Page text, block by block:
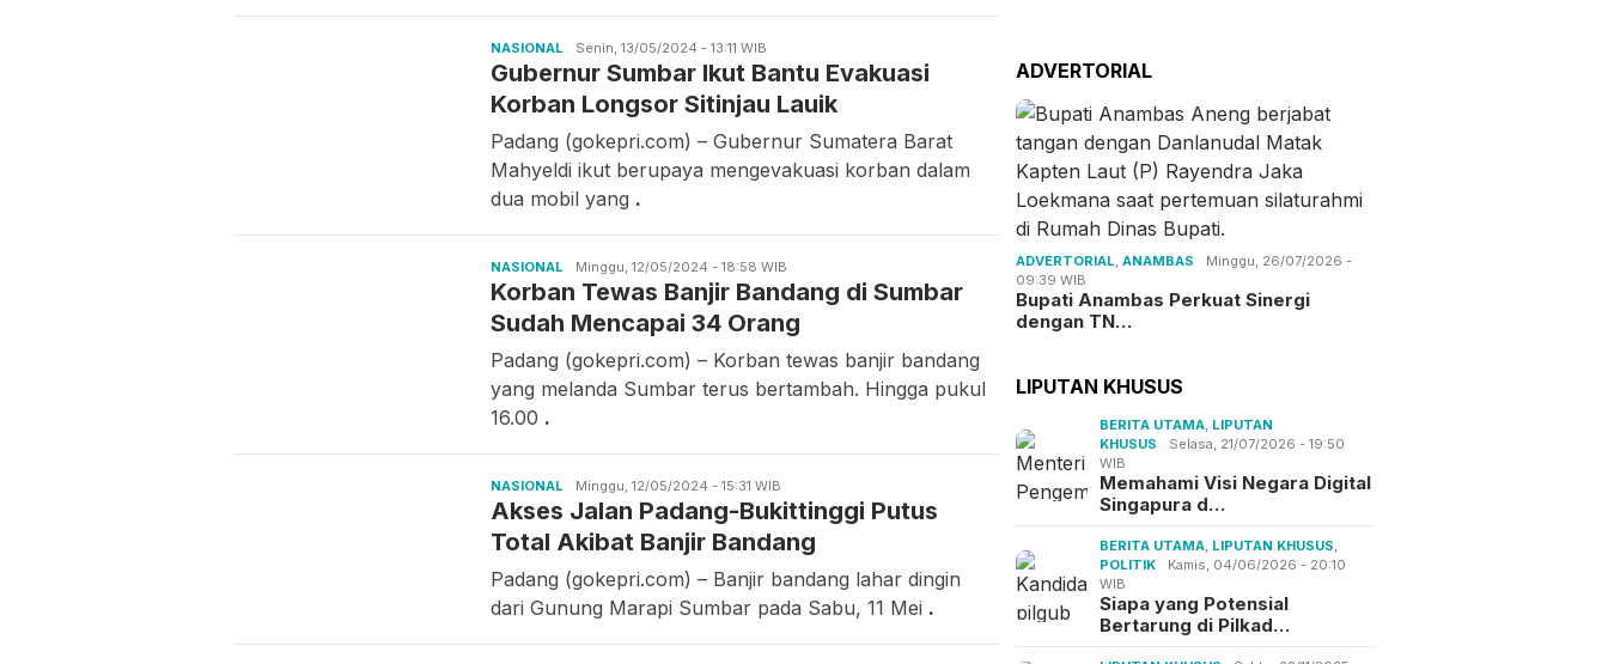
NASIONAL Ilfitrah
Senin, 13/05/2024 - 13:11 WIB
Gubernur Sumbar Ikut Bantu Evakuasi
Korban Longsor Sitinjau Lauik
Padang (gokepri.com) – Gubernur Sumatera Barat
Mahyeldi ikut berupaya mengevakuasi korban dalam
dua mobil yang .
NASIONAL Ilfitrah
Minggu, 12/05/2024 - 18:58 WIB
Korban Tewas Banjir Bandang di Sumbar
Sudah Mencapai 34 Orang
Padang (gokepri.com) – Korban tewas banjir bandang
yang melanda Sumbar terus bertambah. Hingga pukul
16.00 .
NASIONAL Ilfitrah
Minggu, 12/05/2024 - 15:31 WIB
Akses Jalan Padang-Bukittinggi Putus
Total Akibat Banjir Bandang
Padang (gokepri.com) – Banjir bandang lahar dingin
dari Gunung Marapi Sumbar pada Sabu, 11 Mei .
ADVERTORIAL
ADVERTORIAL,ANAMBAS
Minggu, 26/07/2026 -
09:39 WIB
Bupati Anambas Perkuat Sinergi
dengan TN…
LIPUTAN KHUSUS
BERITA UTAMA, LIPUTAN
KHUSUS
Selasa, 21/07/2026 - 19:50
WIB
Memahami Visi Negara Digital
Singapura d…
BERITA UTAMA, LIPUTAN KHUSUS,
POLITIK
Kamis, 04/06/2026 - 20:10
WIB
Siapa yang Potensial
Bertarung di Pilkad…